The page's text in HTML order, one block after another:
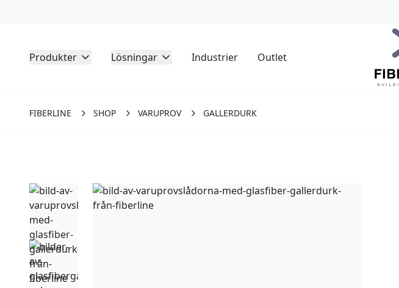
Produkter Lösningar Industrier Outlet
FIBERLINE SHOP VARUPROV GALLERDURK